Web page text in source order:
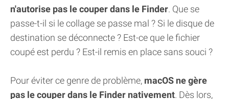
n'autorise pas le couper dans le Finder. Que se
passe-t-il si le collage se passe mal ? Si le disque de
destination se déconnecte ? Est-ce que le fichier
coupé est perdu ? Est-il remis en place sans souci ?
Pour éviter ce genre de problème, macOS ne gère
pas le couper dans le Finder nativement. Dès lors,